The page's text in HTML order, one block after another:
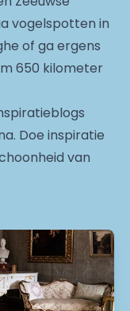
vogelspotten in
of ga ergens
650 kilometer
Doe inspiratie
van